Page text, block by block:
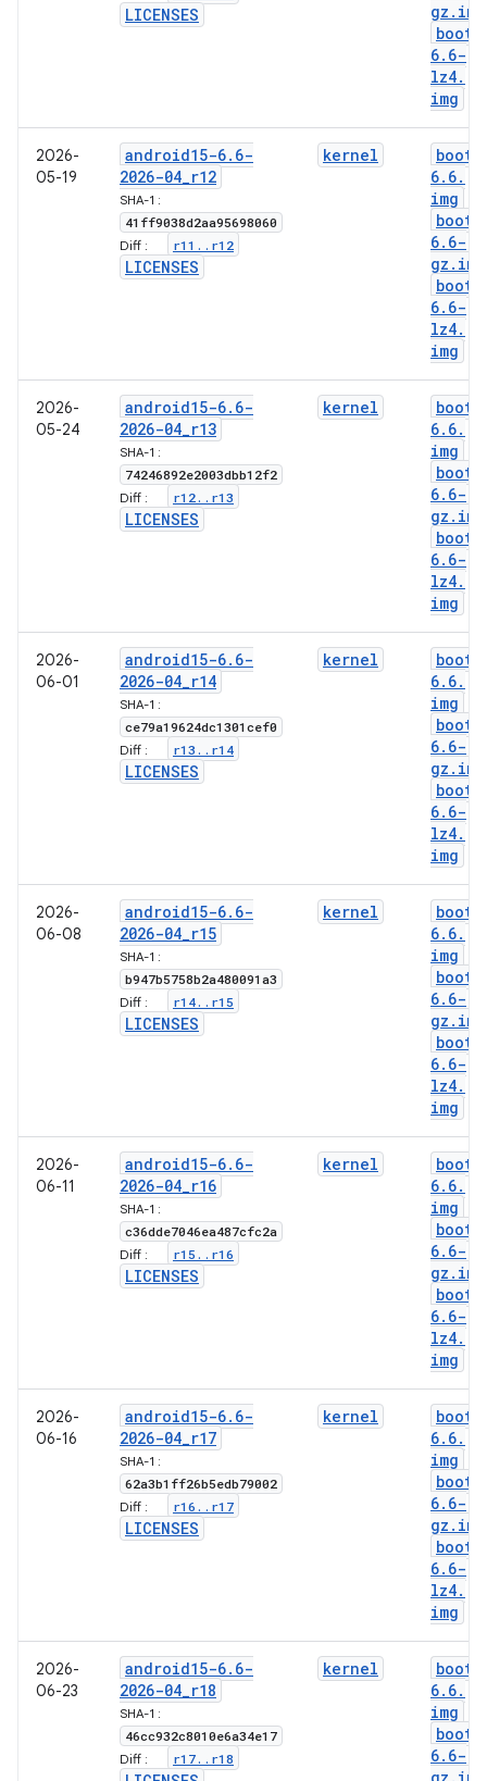
LICENSES
gz . img
boot-
6. 6-
lz4.
img
2026-
05-19
android15-6. 6-
2026-04_r12
SHA-1 :
41ff9038d2aa95698060
Diff : r11 . . r12
LICENSES
kernel
boot-
6. 6.
img
boot-
6. 6-
gz . img
boot-
6. 6-
lz4.
img
2026-
05-24
android15-6. 6-
2026-04_r13
SHA-1 :
74246892e2003dbb12f2
Diff : r12. . r13
LICENSES
kernel
boot-
6. 6.
img
boot-
6. 6-
gz . img
boot-
6. 6-
lz4.
img
2026-
06-01
android15-6. 6-
2026-04_r14
SHA-1 :
ce79a19624dc1301cef0
Diff : r13 . . r14
LICENSES
kernel
boot-
6. 6.
img
boot-
6. 6-
gz . img
boot-
6. 6-
lz4.
img
2026-
06-08
android15-6. 6-
2026-04_r15
SHA-1 :
b947b5758b2a480091a3
Diff : r14. . r15
LICENSES
kernel
boot-
6. 6.
img
boot-
6. 6-
gz . img
boot-
6. 6-
lz4.
img
2026-
06-11
android15-6. 6-
2026-04_r16
SHA-1 :
c36dde7046ea487cfc2a
Diff : r15 . . r16
LICENSES
kernel
boot-
6. 6.
img
boot-
6. 6-
gz . img
boot-
6. 6-
lz4.
img
2026-
06-16
android15-6. 6-
2026-04_r17
SHA-1 :
62a3b1ff26b5edb79002
Diff : r16 . . r17
LICENSES
kernel
boot-
6. 6.
img
boot-
6. 6-
gz . img
boot-
6. 6-
lz4.
img
2026-
06-23
android15-6. 6-
2026-04_r18
SHA-1 :
46cc932c8010e6a34e17
Diff : r17. . r18
kernel
boot-
6. 6.
img
boot-
6. 6-